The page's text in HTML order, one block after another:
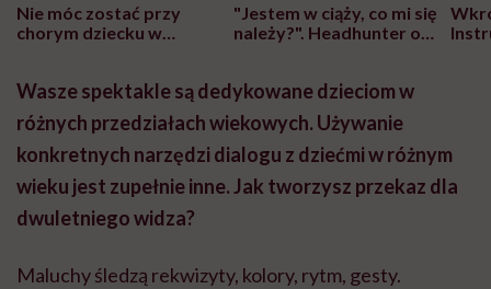
Nie móc zostać przy
chorym dziecku w
może chyba tylko
głupota i brak
wyobraźni"
"Jestem w ciąży, co mi się
należy?". Headhunter o
pracy
Wasze spektakle są dedykowane dzieciom w
różnych przedziałach wiekowych. Używanie
konkretnych narzędzi dialogu z dziećmi w różnym
wieku jest zupełnie inne. Jak tworzysz przekaz dla
dwuletniego widza?
Maluchy śledzą rekwizyty, kolory, rytm, gesty.